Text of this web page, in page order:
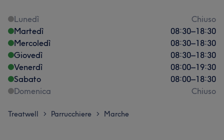
Lunedì
Chiuso
Martedì
08:30–18:30
Mercoledì
08:30–18:30
Giovedì
08:30–18:30
Venerdì
08:00–19:30
Sabato
08:00–18:30
Domenica
Chiuso
Treatwell > Parrucchiere > Marche